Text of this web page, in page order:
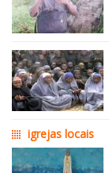
igrejas locais